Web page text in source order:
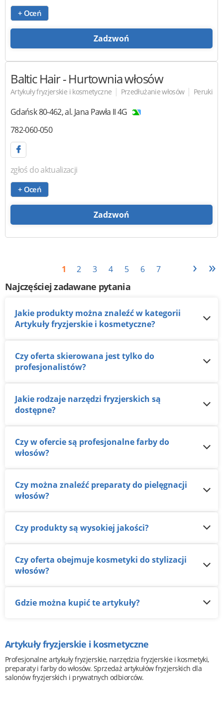
+ Oceń
Zadzwoń
Baltic Hair- Hurtownia włosów
Artykuły fryzjerskie i kosmetyczne | Przedłużanie włosów | Peruki
Gdańsk80-462,al. Jana Pawła II 4G
782-060-050
zgłoś do aktualizacji
+ Oceń
Zadzwoń
1 2 3 4 5 6 7 › »
Najczęściej zadawane pytania
Jakie produkty można znaleźć w kategorii
Artykuły fryzjerskie i kosmetyczne?
Czy oferta skierowana jest tylko do
profesjonalistów?
Jakie rodzaje narzędzi fryzjerskich są
dostępne?
Czy w ofercie są profesjonalne farby do
włosów?
Czy można znaleźć preparaty do pielęgnacji
włosów?
Czy produkty są wysokiej jakości?
Czy oferta obejmuje kosmetyki do stylizacji
włosów?
Gdzie można kupić te artykuły?
Artykuły fryzjerskie i kosmetyczne
Profesjonalne artykuły fryzjerskie, narzędzia fryzjerskie i kosmetyki,
preparaty i farby do włosów. Sprzedaż artykułów fryzjerskich dla
salonów fryzjerskich i prywatnych odbiorców.